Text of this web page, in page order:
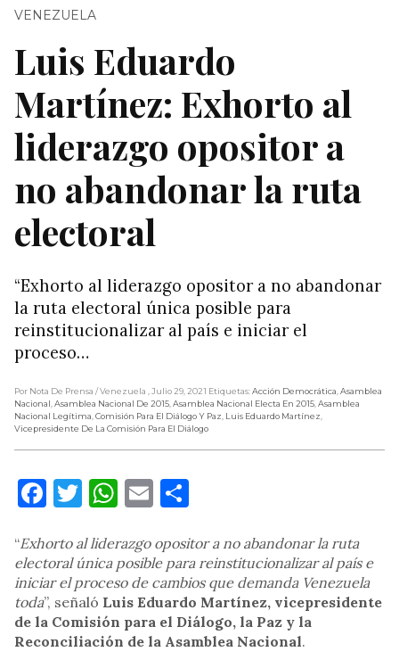
VENEZUELA
Luis Eduardo
Martínez: Exhorto al
liderazgo opositor a
no abandonar la ruta
electoral
“Exhorto al liderazgo opositor a no abandonar
la ruta electoral única posible para
reinstitucionalizar al país e iniciar el
proceso…
Por Nota De Prensa / Venezuela , Julio 29, 2021 Etiquetas:Acción Democrática,Asamblea
Nacional,Asamblea Nacional De 2015,Asamblea Nacional Electa En 2015,Asamblea
Nacional Legítima,Comisión Para El Diálogo Y Paz, Luis Eduardo Martínez,
Vicepresidente De La Comisión Para El Diálogo
Facebook
Twitter
WhatsApp
Email
“Exhorto al liderazgo opositor a no abandonar la ruta
electoral única posible para reinstitucionalizar al país e
iniciar el proceso de cambios que demanda Venezuela
toda”, señaló Luis Eduardo Martínez, vicepresidente
de la Comisión para el Diálogo, la Paz y la
Reconciliación de la Asamblea Nacional.